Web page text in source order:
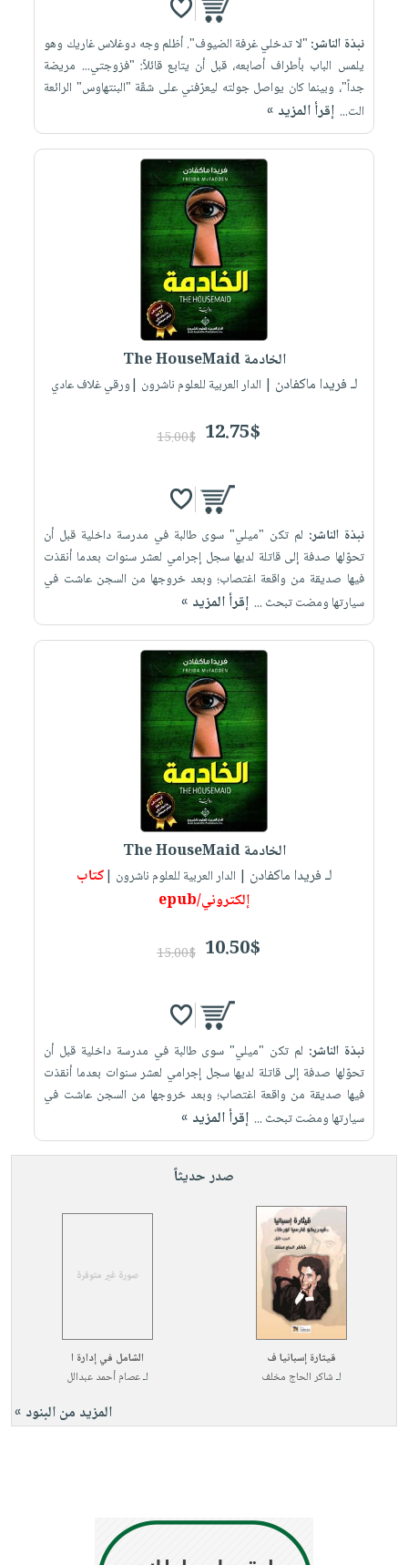
نبذة الناشر: "لا تدخلي غرفة الضيوف". أظلم وجه دوغلاس غاريك وهو
يلمس الباب بأطراف أصابعه، قبل أن يتابع قائلاً: "فزوجتي... مريضة
جداً"، وبينما كان يواصل جولته ليعرّفني على شقّة "البنتهاوس" الرائعة
الت... إقرأ المزيد »
الخادمة The HouseMaid
لـ فريدا ماكفادن | الدار العربية للعلوم ناشرون |ورقي غلاف عادي
12.75$
15.00$
نبذة الناشر: لم تكن "ميلي" سوى طالبة في مدرسة داخلية قبل أن
تحوّلها صدفة إلى قاتلة لديها سجل إجرامي لعشر سنوات بعدما أنقذت
فيها صديقة من واقعة اغتصاب؛ وبعد خروجها من السجن عاشت في
سيارتها ومضت تبحث ... إقرأ المزيد »
الخادمة The HouseMaid
لـ فريدا ماكفادن | الدار العربية للعلوم ناشرون |كتاب
إلكتروني/epub
10.50$
15.00$
نبذة الناشر: لم تكن "ميلي" سوى طالبة في مدرسة داخلية قبل أن
تحوّلها صدفة إلى قاتلة لديها سجل إجرامي لعشر سنوات بعدما أنقذت
فيها صديقة من واقعة اغتصاب؛ وبعد خروجها من السجن عاشت في
سيارتها ومضت تبحث ... إقرأ المزيد »
صدر حديثاً
قيثارة إسبانيا ف
لـشاكر الحاج مخلف
الشامل في إدارة ا
لـعصام أحمد عبدالل
المزيد من البنود »